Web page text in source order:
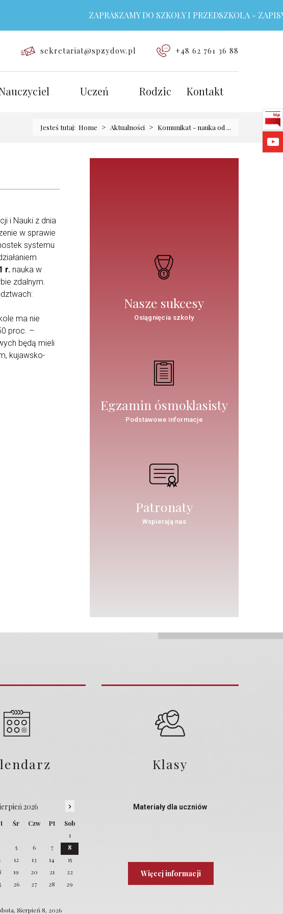
ZAPRASZAMY DO SZKOŁY I PRZEDSZKOLA - ZAPISY
sekretariat@spzydow.pl +48 62 761 36 88
Uczeń Rodzic Kontakt
Jesteś tutaj: Home > Aktualności > Komunikat - nauka od ...
i Nauki z dnia
w sprawie
systemu
r. nauka w
zdalnym.
ma nie
proc. –
będą mieli
kujawsko-
Nasze sukcesy
Osiągnięcia szkoły
Egzamin ósmoklasisty
Podstawowe informacje
Patronaty
Wspierają nas
2026 ›
Śr Czw Pt
Sob
1
5 6 7
8
12 13 14
15
19 20 21
22
26 27 28
29
Sierpień 8, 2026
Klasy
Materiały dla uczniów
Więcej informacji